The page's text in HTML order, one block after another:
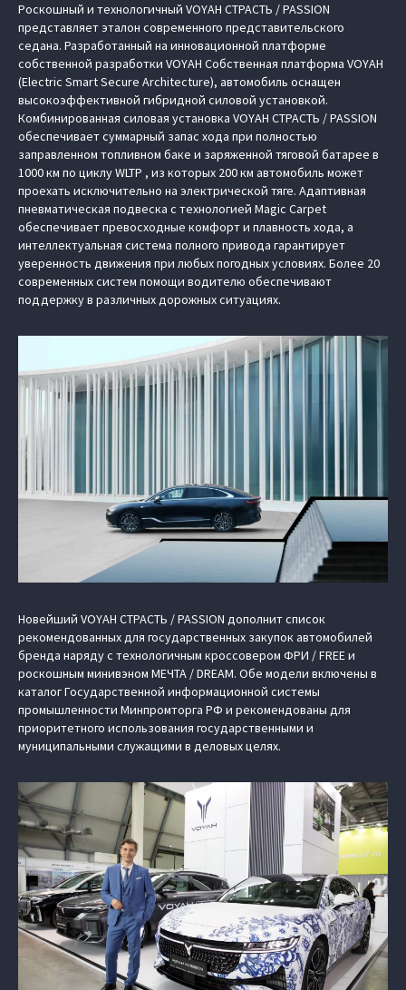
Роскошный и технологичный VOYAH СТРАСТЬ / PASSION
представляет эталон современного представительского
седана. Разработанный на инновационной платформе
собственной разработки VOYAH Cобственная платформа VOYAH
(Electric Smart Secure Architecture), автомобиль оснащен
высокоэффективной гибридной силовой установкой.
Комбинированная силовая установка VOYAH СТРАСТЬ / PASSION
обеспечивает суммарный запас хода при полностью
заправленном топливном баке и заряженной тяговой батарее в
1000 км по циклу WLTP , из которых 200 км автомобиль может
проехать исключительно на электрической тяге. Адаптивная
пневматическая подвеска с технологией Magic Carpet
обеспечивает превосходные комфорт и плавность хода, а
интеллектуальная система полного привода гарантирует
уверенность движения при любых погодных условиях. Более 20
современных систем помощи водителю обеспечивают
поддержку в различных дорожных ситуациях.
Новейший VOYAH СТРАСТЬ / PASSION дополнит список
рекомендованных для государственных закупок автомобилей
бренда наряду с технологичным кроссовером ФРИ / FREE и
роскошным минивэном МЕЧТА / DREAM. Обе модели включены в
каталог Государственной информационной системы
промышленности Минпромторга РФ и рекомендованы для
приоритетного использования государственными и
муниципальными служащими в деловых целях.